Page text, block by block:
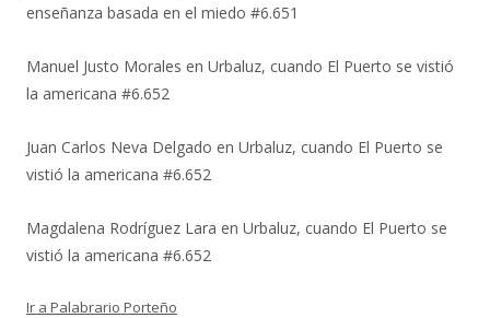
enseñanza basada en el miedo #6.651
Manuel Justo Morales en Urbaluz, cuando El Puerto se vistió
la americana #6.652
Juan Carlos Neva Delgado en Urbaluz, cuando El Puerto se
vistió la americana #6.652
Magdalena Rodríguez Lara en Urbaluz, cuando El Puerto se
vistió la americana #6.652
Ir a Palabrario Porteño